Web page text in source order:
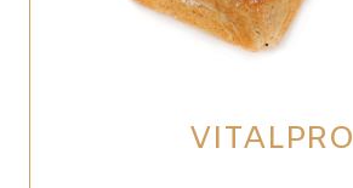
VITALPRO